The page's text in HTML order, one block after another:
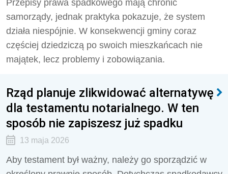
Przepisy prawa spadkowego mają chronić
samorządy, jednak praktyka pokazuje, że system
działa niespójnie. W konsekwencji gminy coraz
częściej dziedziczą po swoich mieszkańcach nie
majątek, lecz problemy i zobowiązania.
Rząd planuje zlikwidować alternatywę
dla testamentu notarialnego. W ten
sposób nie zapiszesz już spadku
13 maja 2026
Aby testament był ważny, należy go sporządzić w